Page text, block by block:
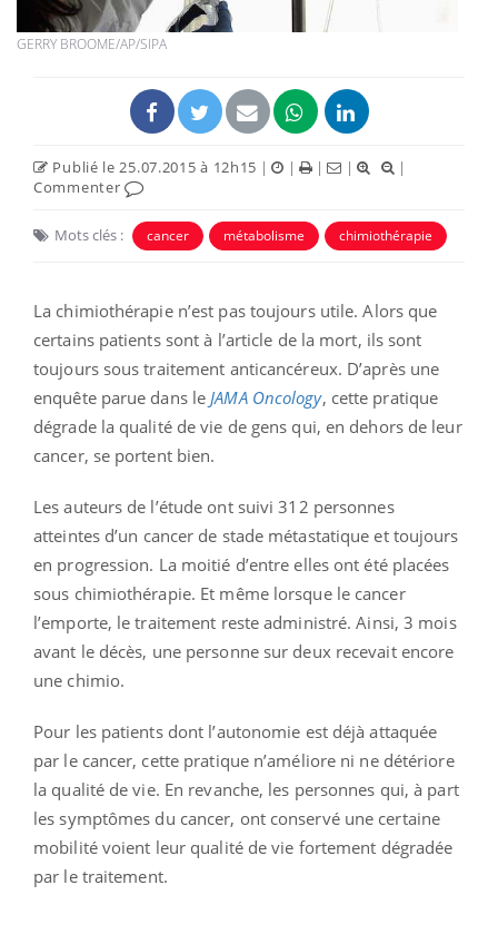
GERRY BROOME/AP/SIPA
Publié le 25.07.2015 à 12h15 | | | |
|
Commenter
Mots clés : cancer métabolisme chimiothérapie
La chimiothérapie n’est pas toujours utile. Alors que
certains patients sont à l’article de la mort, ils sont
toujours sous traitement anticancéreux. D’après une
enquête parue dans le JAMA Oncology, cette pratique
dégrade la qualité de vie de gens qui, en dehors de leur
cancer, se portent bien.
Les auteurs de l’étude ont suivi 312 personnes
atteintes d’un cancer de stade métastatique et toujours
en progression. La moitié d’entre elles ont été placées
sous chimiothérapie. Et même lorsque le cancer
l’emporte, le traitement reste administré. Ainsi, 3 mois
avant le décès, une personne sur deux recevait encore
une chimio.
Pour les patients dont l’autonomie est déjà attaquée
par le cancer, cette pratique n’améliore ni ne détériore
la qualité de vie. En revanche, les personnes qui, à part
les symptômes du cancer, ont conservé une certaine
mobilité voient leur qualité de vie fortement dégradée
par le traitement.